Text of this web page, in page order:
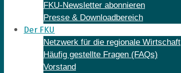
FKU-Newsletter abonnieren
Presse & Downloadbereich
Der FKU
Netzwerk für die regionale Wirtschaft
Häufig gestellte Fragen (FAQs)
Vorstand